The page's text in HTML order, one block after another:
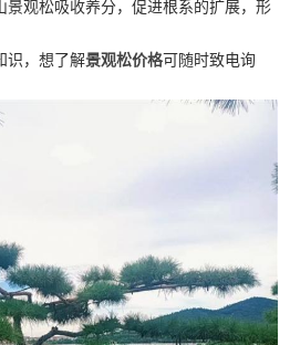
景观松吸收养分，促进根系的扩展，形
识，想了解景观松价格可随时致电询